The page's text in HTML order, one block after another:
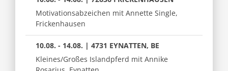
Motivationsabzeichen mit Annette Single,
Frickenhausen
10.08. - 14.08. | 4731 EYNATTEN, BE
Kleines/Großes Islandpferd mit Annike